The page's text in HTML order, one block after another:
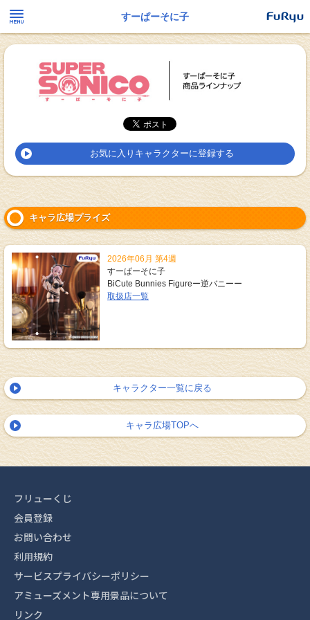
すーぱーそに子
お気に入りキャラクターに登録する
キャラ広場プライズ
2026年06月 第4週
すーぱーそに子
BiCute Bunnies Figureー逆バニーー
取扱店一覧
キャラクター一覧に戻る
キャラ広場TOPへ
フリューくじ
会員登録
お問い合わせ
利用規約
サービスプライバシーポリシー
アミューズメント専用景品について
リンク